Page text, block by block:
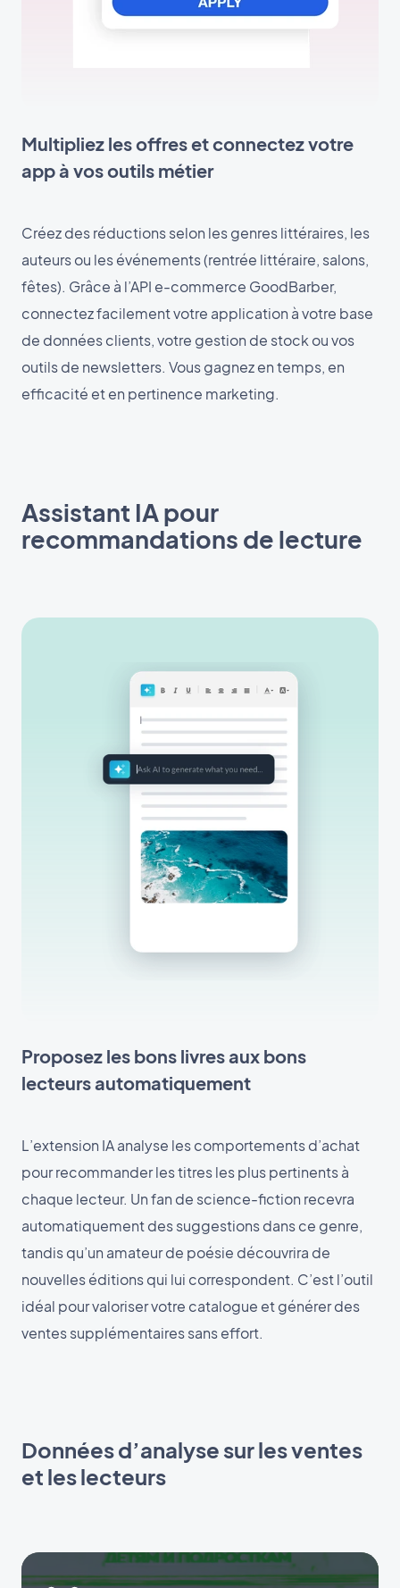
Multipliez les offres et connectez votre
app à vos outils métier
Créez des réductions selon les genres littéraires, les
auteurs ou les événements (rentrée littéraire, salons,
fêtes). Grâce à l’API e-commerce GoodBarber,
connectez facilement votre application à votre base
de données clients, votre gestion de stock ou vos
outils de newsletters. Vous gagnez en temps, en
efficacité et en pertinence marketing.
Assistant IA pour
recommandations de lecture
Proposez les bons livres aux bons
lecteurs automatiquement
L’extension IA analyse les comportements d’achat
pour recommander les titres les plus pertinents à
chaque lecteur. Un fan de science-fiction recevra
automatiquement des suggestions dans ce genre,
tandis qu’un amateur de poésie découvrira de
nouvelles éditions qui lui correspondent. C’est l’outil
idéal pour valoriser votre catalogue et générer des
ventes supplémentaires sans effort.
Données d’analyse sur les ventes
et les lecteurs